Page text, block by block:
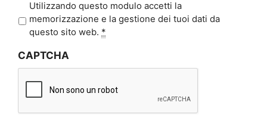
r
a
c
*
Utilizzando questo modulo accetti la
memorizzazione e la gestione dei tuoi dati da
questo sito web. *
CAPTCHA